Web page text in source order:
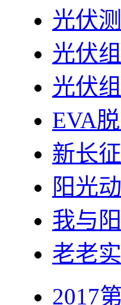
光伏
光伏
光伏
EVA
新长
阳光
我与
老老
2017